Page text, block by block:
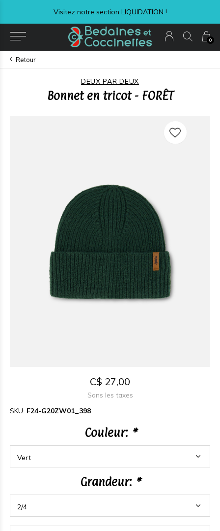
0
Livraison express à 8,99$ + taxes
Retour
DEUX PAR DEUX
Bonnet en tricot - FORÊT
C$ 27,00
Sans les taxes
SKU: F24-G20ZW01_398
Couleur: *
Grandeur: *